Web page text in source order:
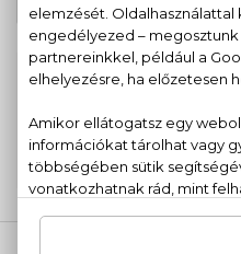
100% eredeti termékek,14
Kérdésed van, elakadtál?
20 779 1924